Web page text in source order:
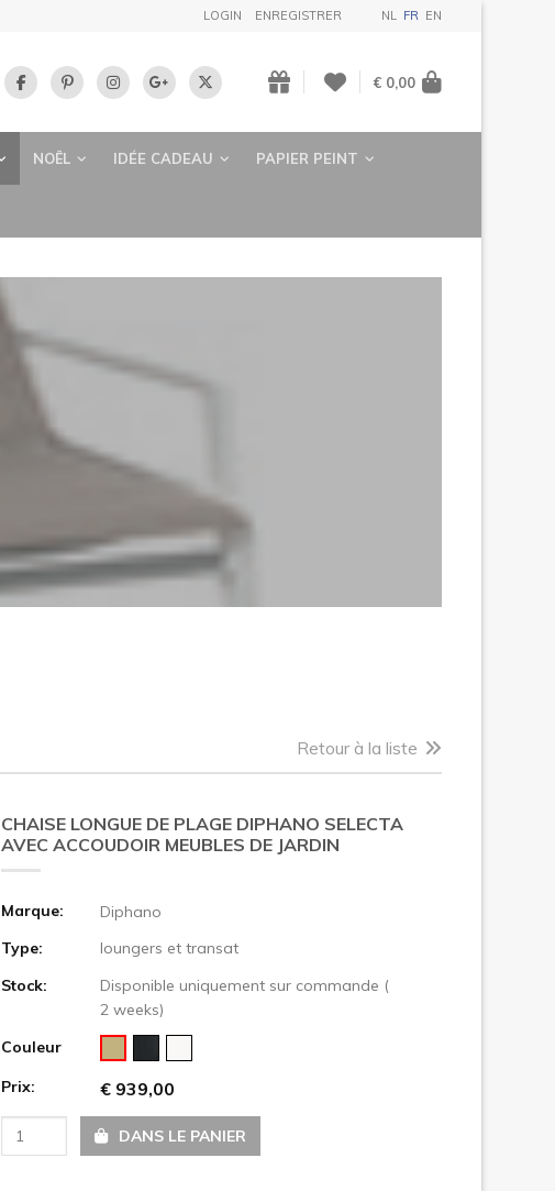
LOGIN ENREGISTRER NL FR EN
€ 0,00
NOËL IDÉE CADEAU PAPIER PEINT
Retour à la liste
Suivant
CHAISE LONGUE DE PLAGE DIPHANO SELECTA
AVEC ACCOUDOIR MEUBLES DE JARDIN
Marque:
Diphano
Type:
loungers et transat
Stock:
Disponible uniquement sur commande (
2 weeks)
Couleur
Prix:
€ 939,00
DANS LE PANIER